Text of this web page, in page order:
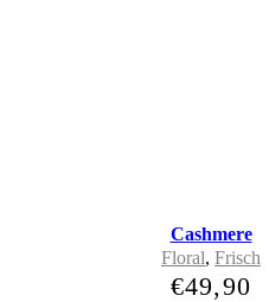
Cashmere
Floral, Frisch
€49,90